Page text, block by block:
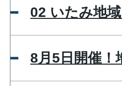
02 いたみ地
8月5日開催！